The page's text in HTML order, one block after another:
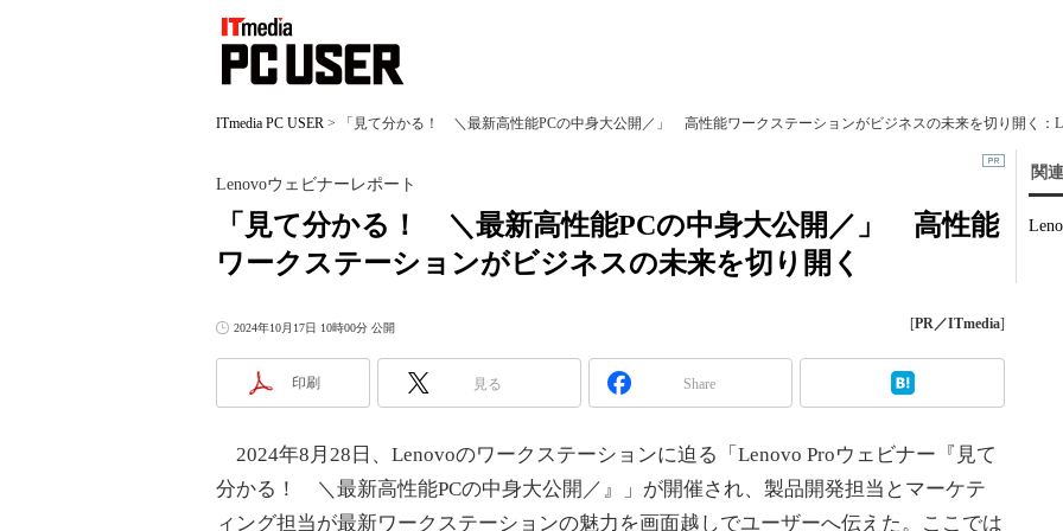
ITmedia PC USER > 「見て分かる！ ＼最新高性能PCの中身大公開／」 高性能ワークステーションがビジネスの未来を切り開く：
「見て分かる！ ＼最新高性能PCの中身大公開／」 高性能
ワークステーションがビジネスの未来を切り開く
Lenovoウェビナーレポート
2024年10月17日 10時00分 公開 [PR／ITmedia]
印刷 見る Share
2024年8月28日、Lenovoのワークステーションに迫る「Lenovo Proウェビナー『見て
分かる！ ＼最新高性能PCの中身大公開／』」が開催され、製品開発担当とマーケテ
ィング担当が最新ワークステーションの魅力を画面越しでユーザーへ伝えた。ここでは
関